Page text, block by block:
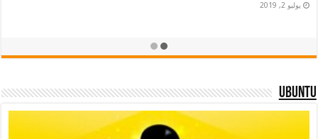
يوليو 2, 2019
Ubuntu